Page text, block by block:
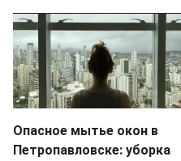
Опасное мытье окон в
Петропавловске: уборка